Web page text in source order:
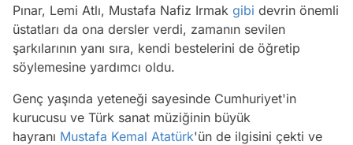
Pınar, Lemi Atlı, Mustafa Nafiz Irmak gibi devrin önemli
üstatları da ona dersler verdi, zamanın sevilen
şarkılarının yanı sıra, kendi bestelerini de öğretip
söylemesine yardımcı oldu.
Genç yaşında yeteneği sayesinde Cumhuriyet'in
kurucusu ve Türk sanat müziğinin büyük
hayranı Mustafa Kemal Atatürk'ün de ilgisini çekti ve